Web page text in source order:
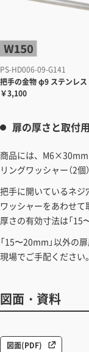
PS-HD006-09-G141
把手の金物φ9 ステンレス
￥3,100
扉の厚さと取付
商品には、M6×30mm
リングワッシャー（2個
把手に開いているネ
ワッシャーをあわせ
厚さの有効寸法は「15
「15〜20mm」以外の
現場でご手配ください。
図面・資料
図面(PDF)